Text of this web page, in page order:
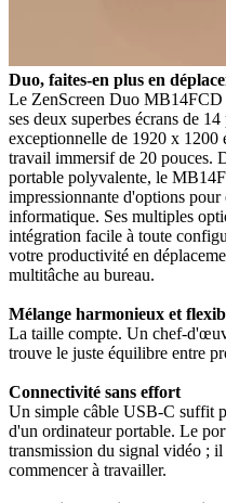
Duo, faites-en plus en
Le ZenScreen Duo MB14FCD
ses deux superbes écrans de
exceptionnelle de 1920 x 1200
travail immersif de 20 pouces.
portable polyvalente, le
impressionnante d'options
informatique. Ses multiples
intégration facile à toute
votre productivité en
multitâche au bureau.
Mélange harmonieux et
La taille compte. Un chef-
trouve le juste équilibre entre
Connectivité sans effort
Un simple câble USB-C suffit
d'un ordinateur portable. Le
transmission du signal vidéo ;
commencer à travailler.